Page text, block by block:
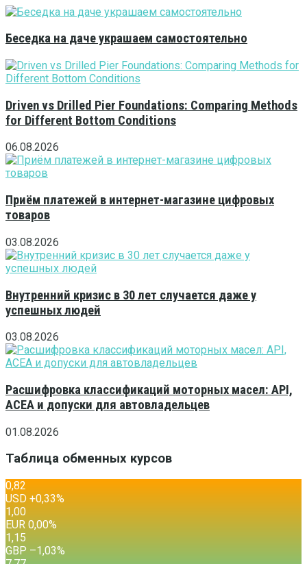
Беседка на даче украшаем самостоятельно
Driven vs Drilled Pier Foundations: Comparing Methods
for Different Bottom Conditions
06.08.2026
Приём платежей в интернет-магазине цифровых
товаров
03.08.2026
Внутренний кризис в 30 лет случается даже у
успешных людей
03.08.2026
Расшифровка классификаций моторных масел: API,
ACEA и допуски для автовладельцев
01.08.2026
Таблица обменных курсов
0,82
USD +0,33%
1,00
EUR 0,00%
1,15
GBP –1,03%